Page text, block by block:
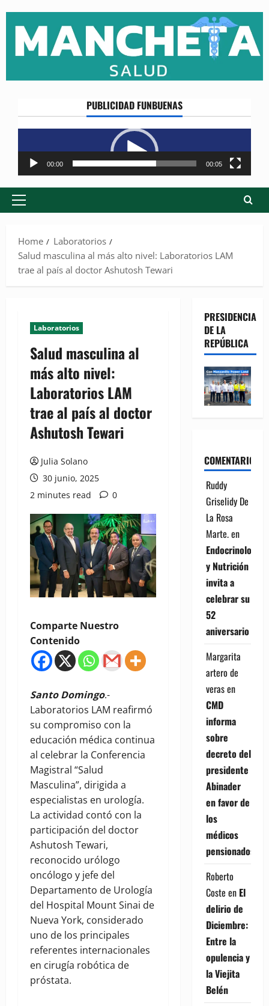
content
PUBLICIDAD FUNBUENAS
Reproductor
de
vídeo
00:00 00:05
Primary
Home
Laboratorios
Salud masculina al más alto nivel: Laboratorios LAM
trae al país al doctor Ashutosh Tewari
Laboratorios
Salud masculina al
más alto nivel:
Laboratorios LAM
trae al país al doctor
Ashutosh Tewari
Julia Solano
30 junio, 2025
2 minutes read
0
Comparte Nuestro
Contenido
Santo Domingo.-
Laboratorios LAM reafirmó
su compromiso con la
educación médica continua
al celebrar la Conferencia
Magistral “Salud
Masculina”, dirigida a
especialistas en urología.
La actividad contó con la
participación del doctor
Ashutosh Tewari,
reconocido urólogo
oncólogo y jefe del
Departamento de Urología
del Hospital Mount Sinai de
Nueva York, considerado
uno de los principales
referentes internacionales
en cirugía robótica de
próstata.
PRESIDENCIA
DE LA
REPÚBLICA
COMENTARIOS
Ruddy
Griselidy De
La Rosa
Marte.en
Endocrinología
y Nutrición
invita a
celebrar su
52
aniversario
Margarita
artero de
verasen
CMD
informa
sobre
decreto del
presidente
Abinader
en favor de
los
médicos
pensionados
Roberto
Coste en El
delirio de
Diciembre:
Entre la
opulencia y
la Viejita
Belén